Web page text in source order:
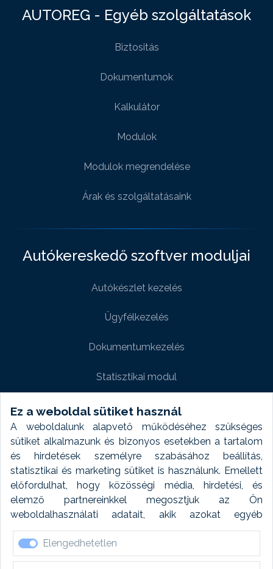
Ez a weboldal sütiket használ
A weboldalunk alapvető működéséhez szükséges
sütiket alkalmazunk és bizonyos esetekben a tartalom
és hirdetések személyre szabásához beállítás,
statisztikai és marketing sütiket is használunk. Emellett
előfordulhat, hogy közösségi média, hirdetési, és
elemző partnereinkkel megosztjuk az Ön
weboldalhasználati adatait, akik azokat egyéb
forrásokból gyűjtött adatokkal kombinálhatják. A sütik
elfogadásával kapcsolatosan naplózást végzünk és
ezen adatokat 6 hónap után automatikusan töröljük. A
Elengedhetetlen
AUTOREG - Egyéb szolgáltatások
Biztositás
Dokumentumok
Kalkulátor
Modulok
Modulok megrendelése
Árak és szolgáltatásaink
Autókereskedő szoftver moduljai
Autókészlet kezelés
Ügyfélkezelés
Dokumentumkezelés
Statisztikai modul
Weboldal modul
Fényképtár extra modul
Autómosó modul
Feladatütemezés